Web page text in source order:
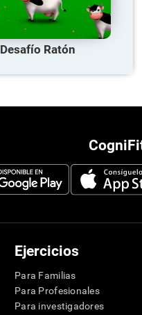
Desafío Ratón
Ejercicios
Para Familias
Para Profesionales
Para investigadores